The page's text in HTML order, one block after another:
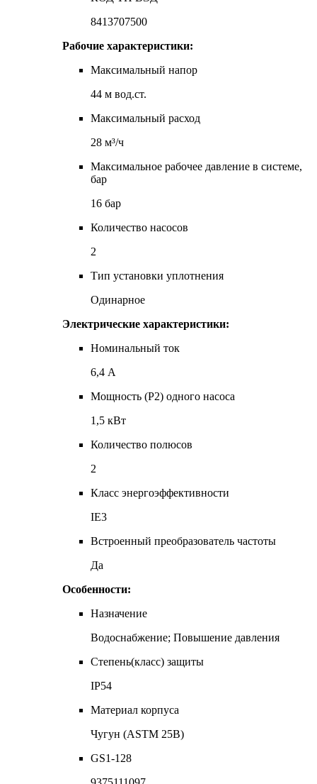
8413707500
Рабочие характеристики:
Максимальный напор
44 м вод.ст.
Максимальный расход
28 м³/ч
Максимальное рабочее давление в системе,
бар
16 бар
Количество насосов
2
Тип установки уплотнения
Одинарное
Электрические характеристики:
Номинальный ток
6,4 А
Мощность (P2) одного насоса
1,5 кВт
Количество полюсов
2
Класс энергоэффективности
IE3
Встроенный преобразователь частоты
Да
Особенности:
Назначение
Водоснабжение; Повышение давления
Степень(класс) защиты
IP54
Материал корпуса
Чугун (ASTM 25B)
GS1-128